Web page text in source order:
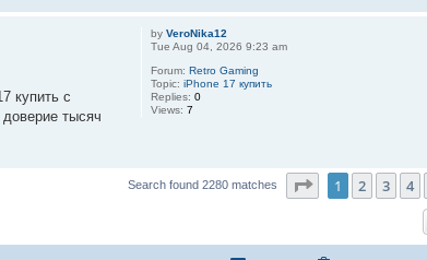
byVeroNika12
Tue Aug 04, 2026 9:23 am
Forum:Retro Gaming
Topic:iPhone 17 купить
Replies:0
Views:7
купить с
тысяч
Search found 2280 matches Page of 228
1 2 3 4